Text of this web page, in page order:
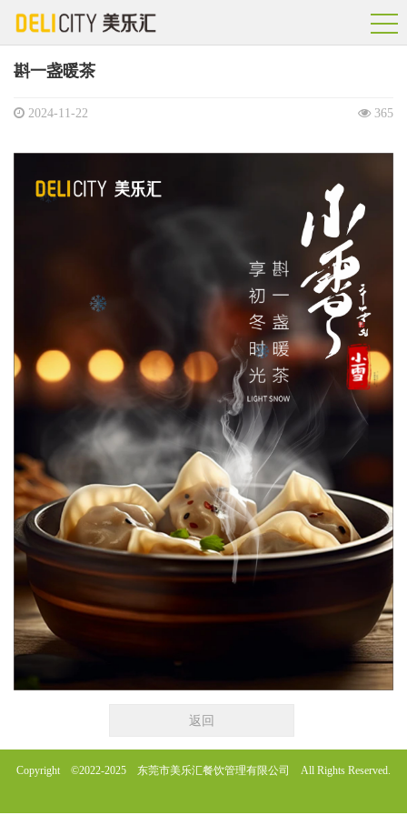
斟一盏暖茶
2024-11-22 365
返回
Copyright ©2022-2025 东莞市美乐汇餐饮管理有限公司 All Rights Reserved.